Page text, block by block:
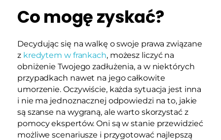
Co mogę zyskać?
Decydując się na walkę o swoje prawa związane
z kredytem w frankach, możesz liczyć na
obniżenie Twojego zadłużenia, a w niektórych
przypadkach nawet na jego całkowite
umorzenie. Oczywiście, każda sytuacja jest inna
i nie ma jednoznacznej odpowiedzi na to, jakie
są szanse na wygraną, ale warto skorzystać z
pomocy ekspertów. Oni są w stanie przewidzieć
możliwe scenariusze i przygotować najlepszą